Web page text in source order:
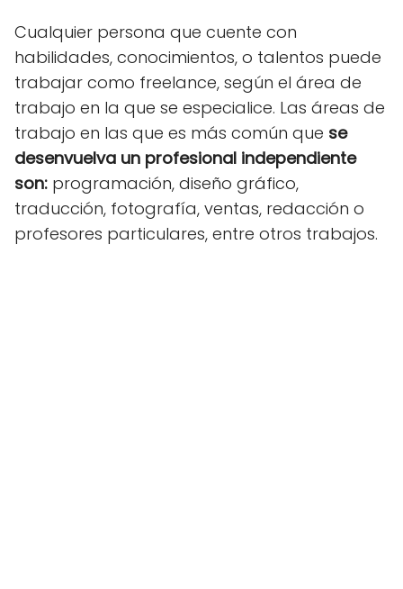
Cualquier persona que cuente con
habilidades, conocimientos, o talentos puede
trabajar como freelance, según el área de
trabajo en la que se especialice. Las áreas de
trabajo en las que es más común que se
desenvuelva un profesional independiente
son: programación, diseño gráfico,
traducción, fotografía, ventas, redacción o
profesores particulares, entre otros trabajos.